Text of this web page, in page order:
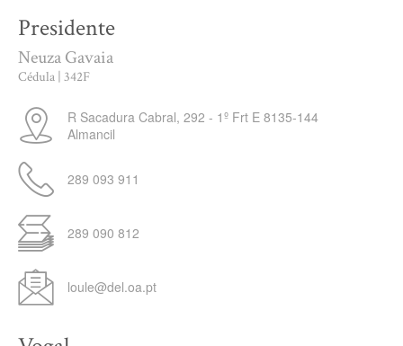
Presidente
Neuza Gavaia
Cédula | 342F
R Sacadura Cabral, 292 - 1º Frt E 8135-144
Almancil
289 093 911
289 090 812
loule@del.oa.pt